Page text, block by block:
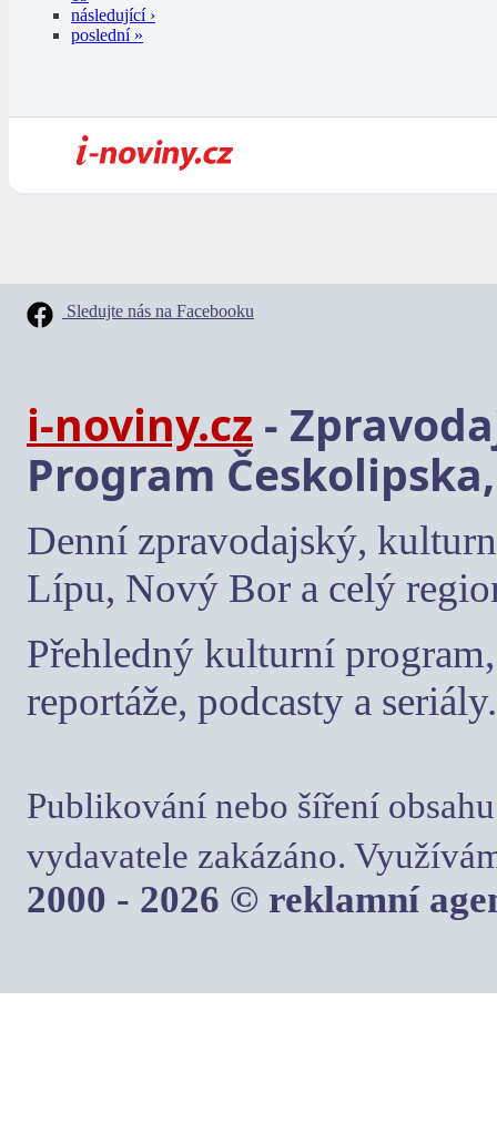
následující ›
poslední »
Sledujte nás na Facebooku
i-noviny.cz -
Program
Denní zpravodajský,
Lípu, Nový Bor a celý
Přehledný kulturní
reportáže, podcasty a seriály.
Publikování nebo šíření
vydavatele zakázáno.
2000 - 2026 © reklamní